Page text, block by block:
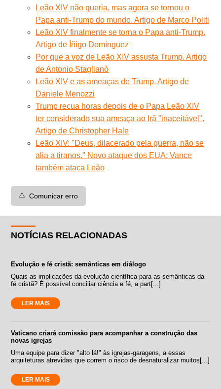
Leão XIV não queria, mas agora se tornou o
Papa anti-Trump do mundo. Artigo de Marco Politi
Leão XIV finalmente se torna o Papa anti-Trump.
Artigo de Íñigo Domínguez
Por que a voz de Leão XIV assusta Trump. Artigo
de Antonio Staglianò
Leão XIV e as ameaças de Trump. Artigo de
Daniele Menozzi
Trump recua horas depois de o Papa Leão XIV
ter considerado sua ameaça ao Irã "inaceitável".
Artigo de Christopher Hale
Leão XIV: "Deus, dilacerado pela guerra, não se
alia a tiranos." Novo ataque dos EUA: Vance
também ataca Leão
⚠️ Comunicar erro
NOTÍCIAS RELACIONADAS
Evolução e fé cristã: semânticas em diálogo
Quais as implicações da evolução científica para as semânticas da
fé cristã? É possível conciliar ciência e fé, a part[...]
LER MAIS
Vaticano criará comissão para acompanhar a construção das
novas igrejas
Uma equipe para dizer "alto lá!" às igrejas-garagens, a essas
arquiteturas atrevidas que correm o risco de desnaturalizar muitos[...]
LER MAIS